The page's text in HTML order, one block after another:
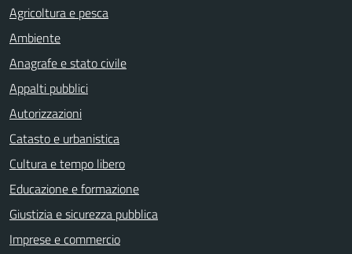
Agricoltura e pesca
Ambiente
Anagrafe e stato civile
Appalti pubblici
Autorizzazioni
Catasto e urbanistica
Cultura e tempo libero
Educazione e formazione
Giustizia e sicurezza pubblica
Imprese e commercio